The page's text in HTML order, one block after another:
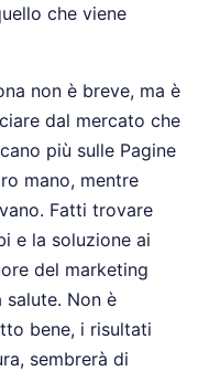
che viene
non è breve, ma è
dal mercato che
più sulle Pagine
mano, mentre
Fatti trovare
e la soluzione ai
del marketing
Non è
bene, i risultati
sembrerà di